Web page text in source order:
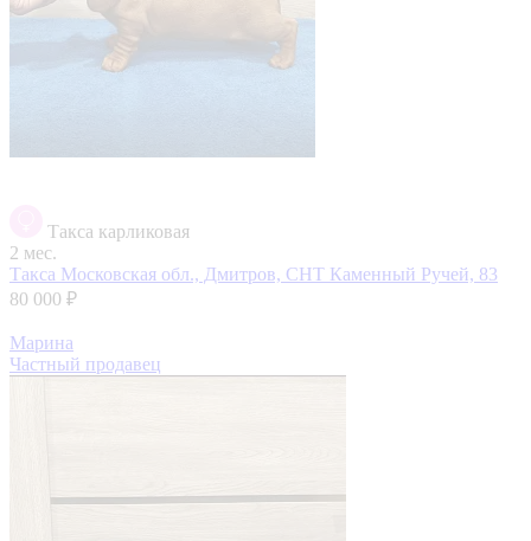
Такса карликовая
2 мес.
Такса Московская обл., Дмитров, СНТ Каменный Ручей, 83
80 000 ₽
Марина
Частный продавец